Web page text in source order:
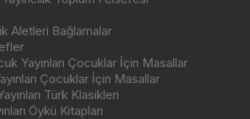
Aletleri Bağlamalar
Yayınları Çocuklar İçin Masallar
Çocuklar İçin Masallar
Türk Klasikleri
Öykü Kitapları